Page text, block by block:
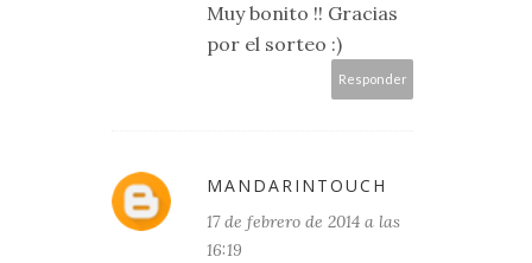
Muy bonito !! Gracias
por el sorteo :)
Responder
MANDARINTOUCH
17 de febrero de 2014 a las
16:19